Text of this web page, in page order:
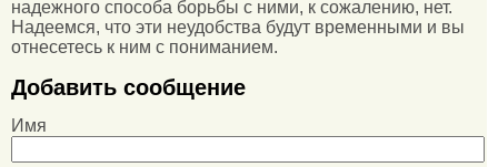
надежного способа борьбы с ними, к сожалению, нет.
Надеемся, что эти неудобства будут временными и вы
отнесетесь к ним с пониманием.
Добавить сообщение
Имя